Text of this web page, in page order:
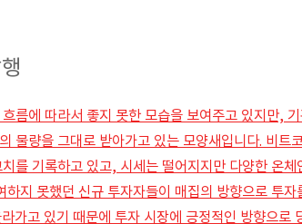
름에 따라서 좋지 못한 모습을 보여주고 있지만,
물량을 그대로 받아가고 있는 모양새입니다. 비트
를 기록하고 있고, 시세는 떨어지지만 다양한 온
하지 못했던 신규 투자자들이 매집의 방향으로 투
가고 있기 때문에 투자 시장에 긍정적인 방향으